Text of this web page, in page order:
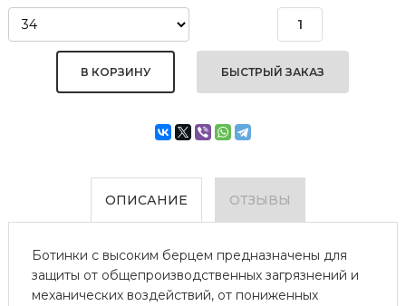
БЫСТРЫЙ ЗАКАЗ
ОПИСАНИЕ ОТЗЫВЫ
Ботинки с высоким берцем предназначены для
защиты от общепроизводственных загрязнений и
механических воздействий, от пониженных